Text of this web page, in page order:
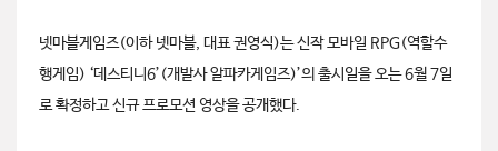
넷마블게임즈(이하 넷마블, 대표 권영식)는 신작 모바일 RPG(역할수
행게임) ‘데스티니6’(개발사 알파카게임즈)’의 출시일을 오는 6월 7일
로 확정하고 신규 프로모션 영상을 공개했다.